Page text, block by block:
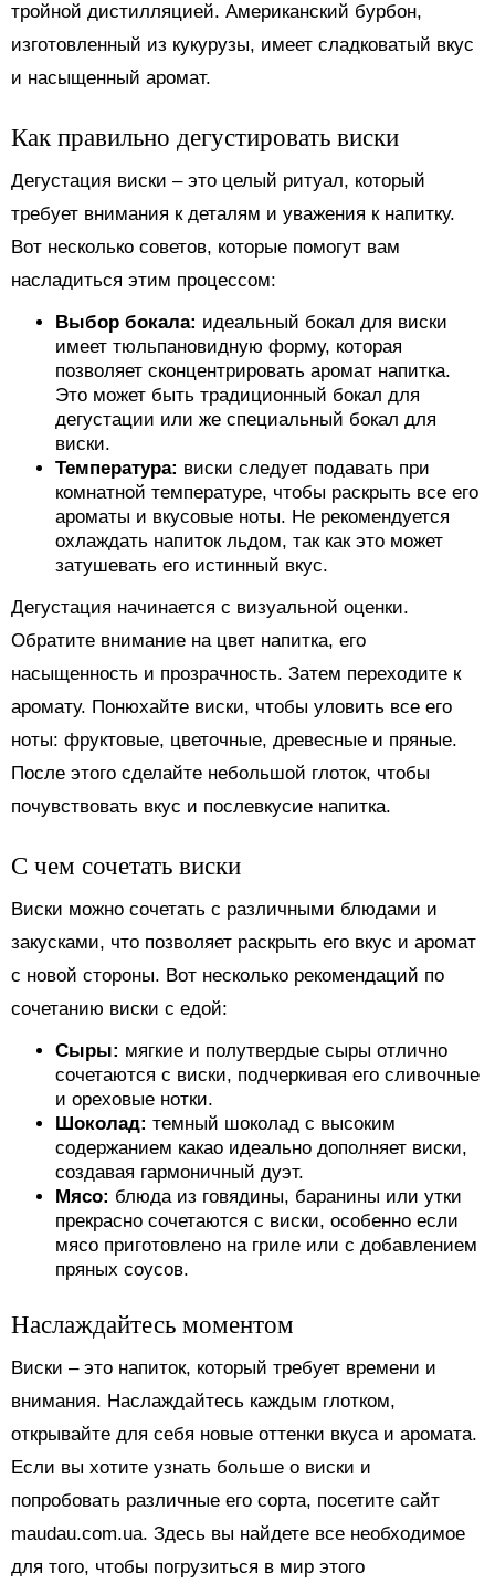
тройной дистилляцией. Американский бурбон,
изготовленный из кукурузы, имеет сладковатый вкус
и насыщенный аромат.
Как правильно дегустировать виски
Дегустация виски – это целый ритуал, который
требует внимания к деталям и уважения к напитку.
Вот несколько советов, которые помогут вам
насладиться этим процессом:
Выбор бокала: идеальный бокал для виски
имеет тюльпановидную форму, которая
позволяет сконцентрировать аромат напитка.
Это может быть традиционный бокал для
дегустации или же специальный бокал для
виски.
Температура: виски следует подавать при
комнатной температуре, чтобы раскрыть все его
ароматы и вкусовые ноты. Не рекомендуется
охлаждать напиток льдом, так как это может
затушевать его истинный вкус.
Дегустация начинается с визуальной оценки.
Обратите внимание на цвет напитка, его
насыщенность и прозрачность. Затем переходите к
аромату. Понюхайте виски, чтобы уловить все его
ноты: фруктовые, цветочные, древесные и пряные.
После этого сделайте небольшой глоток, чтобы
почувствовать вкус и послевкусие напитка.
С чем сочетать виски
Виски можно сочетать с различными блюдами и
закусками, что позволяет раскрыть его вкус и аромат
с новой стороны. Вот несколько рекомендаций по
сочетанию виски с едой:
Сыры: мягкие и полутвердые сыры отлично
сочетаются с виски, подчеркивая его сливочные
и ореховые нотки.
Шоколад: темный шоколад с высоким
содержанием какао идеально дополняет виски,
создавая гармоничный дуэт.
Мясо: блюда из говядины, баранины или утки
прекрасно сочетаются с виски, особенно если
мясо приготовлено на гриле или с добавлением
пряных соусов.
Наслаждайтесь моментом
Виски – это напиток, который требует времени и
внимания. Наслаждайтесь каждым глотком,
открывайте для себя новые оттенки вкуса и аромата.
Если вы хотите узнать больше о виски и
попробовать различные его сорта, посетите сайт
maudau.com.ua. Здесь вы найдете все необходимое
для того, чтобы погрузиться в мир этого